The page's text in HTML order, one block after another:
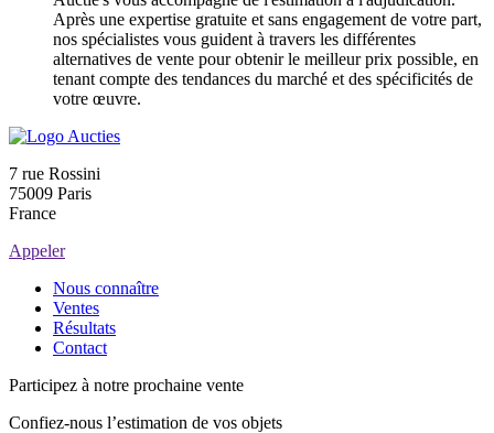
Après une expertise gratuite et sans engagement de votre part,
nos spécialistes vous guident à travers les différentes
alternatives de vente pour obtenir le meilleur prix possible, en
tenant compte des tendances du marché et des spécificités de
votre œuvre.
7 rue Rossini
75009 Paris
France
Appeler
Nous connaître
Ventes
Résultats
Contact
Participez à notre prochaine vente
Confiez-nous l’estimation de vos objets